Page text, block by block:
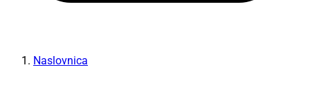
Naslovnica